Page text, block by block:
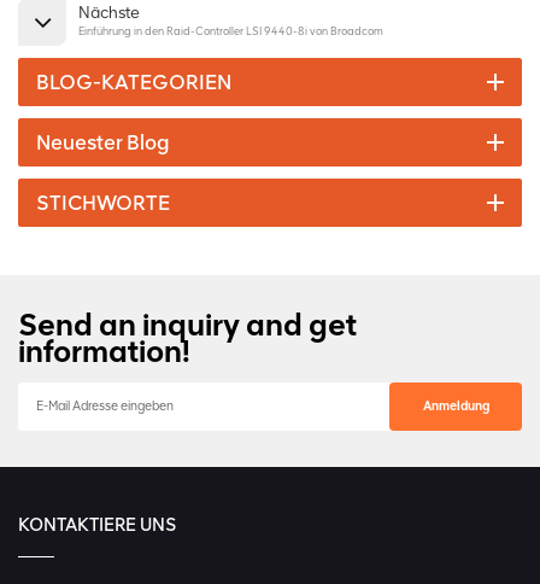
Nächste
Einführung in den Raid-Controller LSI 9440-8i von Broadcom
BLOG-KATEGORIEN
Neuester Blog
STICHWORTE
Send an inquiry and get
information!
KONTAKTIERE UNS